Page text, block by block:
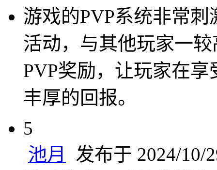
游戏的PVP系统非常
活动，与其他玩家一
PVP奖励，让玩家在
丰厚的回报。
5
池月
发布于 2024/10/